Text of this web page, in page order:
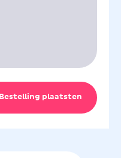
Bestelling plaatsten